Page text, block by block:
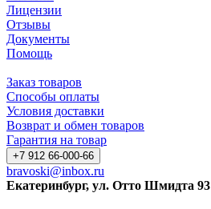
Лицензии
Отзывы
Документы
Помощь
Заказ товаров
Способы оплаты
Условия доставки
Возврат и обмен товаров
Гарантия на товар
+7 912 66-000-66
bravoski@inbox.ru
Екатеринбург, ул. Отто Шмидта 93